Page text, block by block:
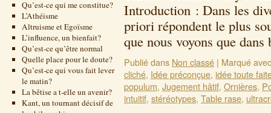
Qu’est-ce qui me constitue?
L’Athéisme
Altruisme et Egoïsme
L’influence, un bienfait?
Qu’est-ce qu’être normal
Quelle place pour le doute?
Qu’est-ce qui vous fait lever
le matin?
La bêtise a t-elle un avenir?
Kant, un tournant décisif de
Introduction : Dans les
priori répondent le plus
que nous voyons que
Publié dans Non classé | Marqué avec
cliché, Idée préconçue, idée toute
populum, Jugement hâtif, Ornières,
intuitif, stéréotypes, Table rase,